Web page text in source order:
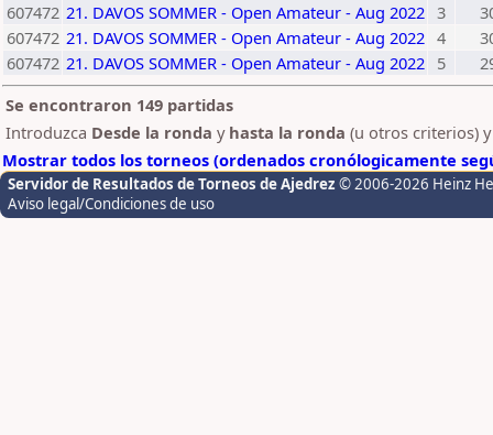
607472 21. DAVOS SOMMER - Open Amateur - Aug 2022 3
607472 21. DAVOS SOMMER - Open Amateur - Aug 2022 4
607472 21. DAVOS SOMMER - Open Amateur - Aug 2022 5
Se encontraron 149 partidas
Introduzca Desde la ronda y hasta la ronda (u otros criterios)
Mostrar todos los torneos (ordenados cronólogicamente
Servidor de Resultados de Torneos de Ajedrez © 2006-2026 Heinz
Aviso legal/Condiciones de uso